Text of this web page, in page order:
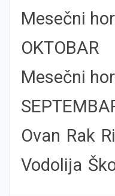
Mesečni
OKTOBAR
Mesečni
Ovan Rak
Vodolija